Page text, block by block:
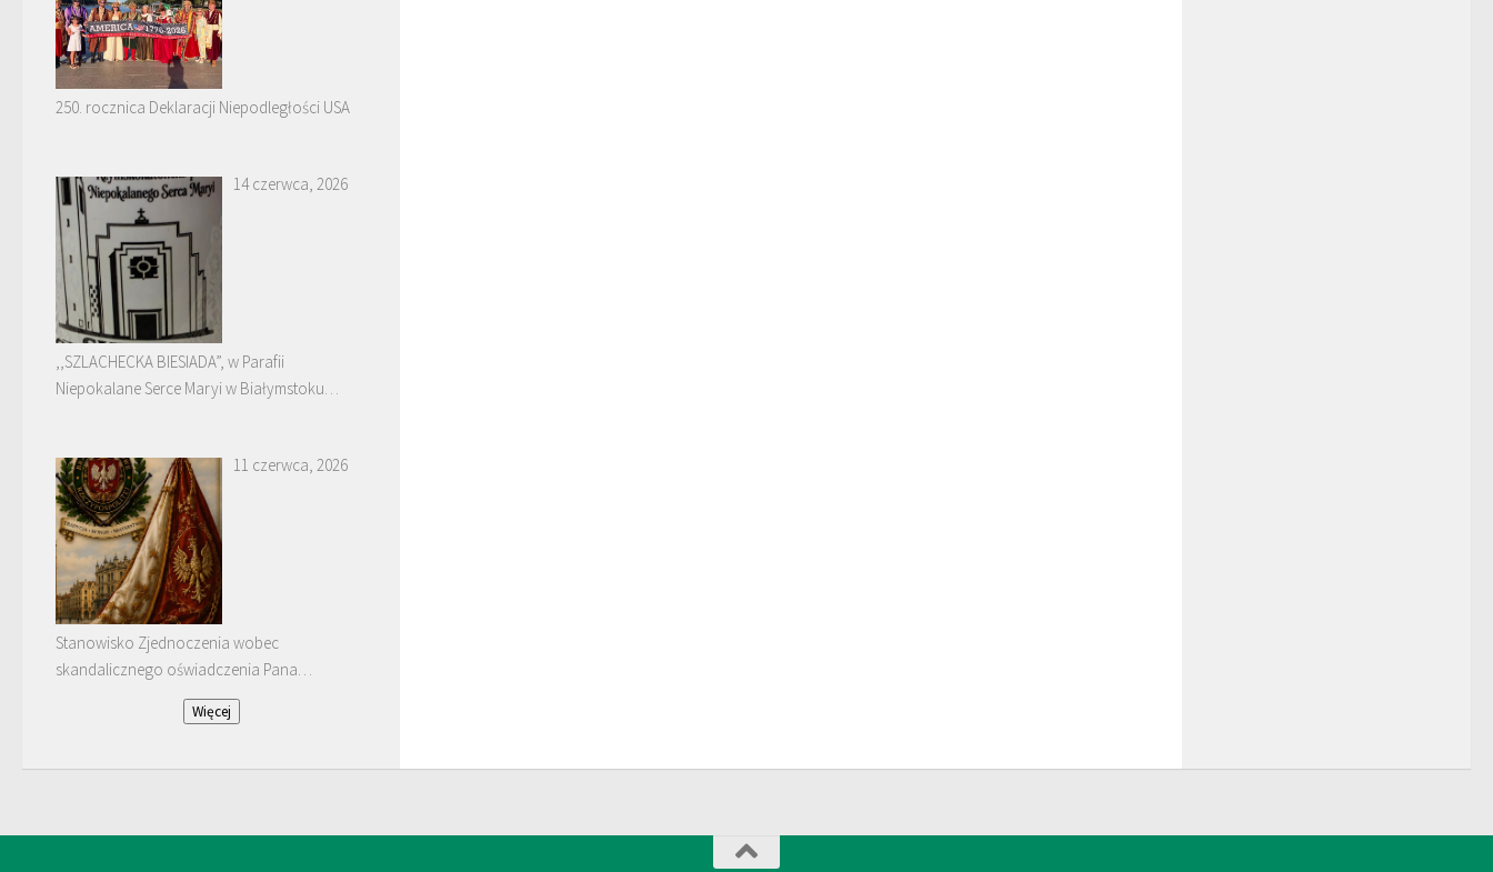
250. rocznica Deklaracji Niepodległości USA
14 czerwca, 2026
,,SZLACHECKA BIESIADA”, w Parafii
Niepokalane Serce Maryi w Białymstoku
11 czerwca, 2026
Stanowisko Zjednoczenia wobec
skandalicznego oświadczenia Pana
Januarego Bątkiewicza
Więcej